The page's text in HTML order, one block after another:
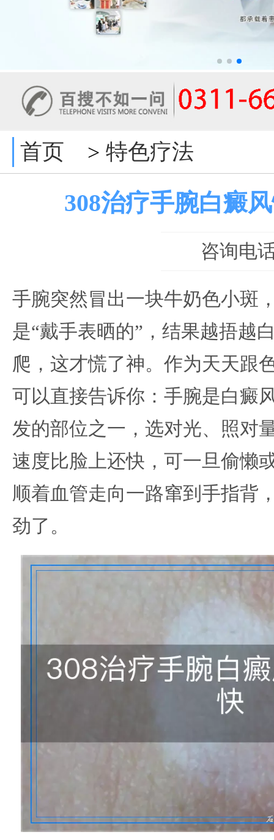
首页 > 特色疗法
308治疗手腕白癜
咨询电
手腕突然冒出一块牛奶色小斑
是“戴手表晒的”，结果越捂越
爬，这才慌了神。作为天天跟
可以直接告诉你：手腕是白癜
发的部位之一，选对光、照对
速度比脸上还快，可一旦偷懒
顺着血管走向一路窜到手指背
劲了。